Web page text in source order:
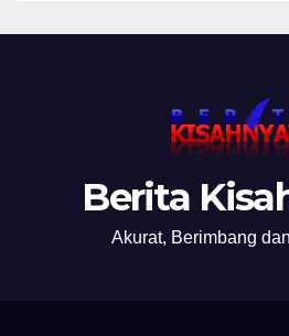
Berita
Akurat, Berimbang